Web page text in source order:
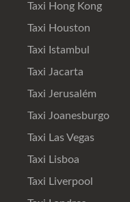
Taxi Hong Kong
Taxi Houston
Taxi Istambul
Taxi Jacarta
Taxi Jerusalém
Taxi Joanesburgo
Taxi Las Vegas
Taxi Lisboa
Taxi Liverpool